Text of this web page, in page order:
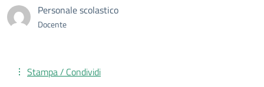
Personale scolastico
Docente
Stampa / Condividi